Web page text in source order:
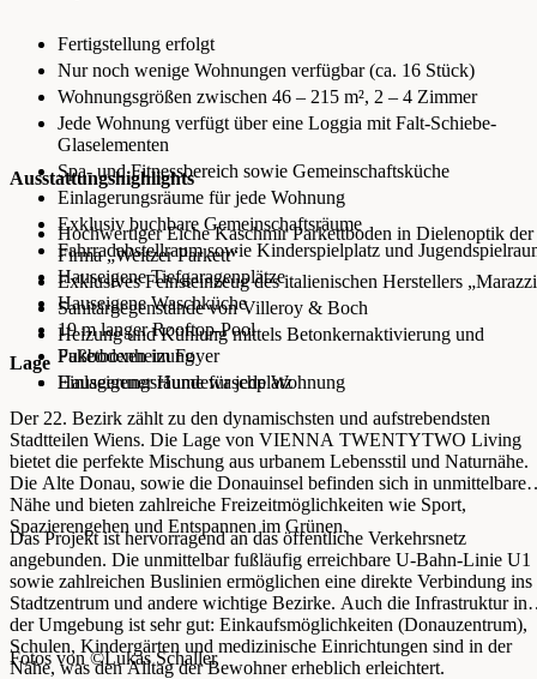
Fertigstellung erfolgt
Nur noch wenige Wohnungen verfügbar (ca. 16 Stück)
Wohnungsgrößen zwischen 46 – 215 m², 2 – 4 Zimmer
Jede Wohnung verfügt über eine Loggia mit Falt-Schiebe-
Glaselementen
Spa- und Fitnessbereich sowie Gemeinschaftsküche
Einlagerungsräume für jede Wohnung
Exklusiv buchbare Gemeinschaftsräume
Fahrradabstellraum sowie Kinderspielplatz und
Hauseigene Tiefgaragenplätze
Hauseigene Waschküche
19 m langer Rooftop-Pool
Paketboxen im Foyer
Hauseigener Hundewaschplatz
Ausstattungshighlights
Hochwertiger Eiche Kaschmir Parkettboden in Dielenoptik der
Firma „Weitzer Parkett“
Exklusives Feinsteinzeug des italienischen Herstellers
Sanitärgegenstände von Villeroy & Boch
Heizung und Kühlung mittels Betonkernaktivierung und
Fußbodenheizung
Einlagerungsräume für jede Wohnung
Lage
Der 22. Bezirk zählt zu den dynamischsten und aufstrebendsten
Stadtteilen Wiens. Die Lage von VIENNA TWENTYTWO Living
bietet die perfekte Mischung aus urbanem Lebensstil und Naturnähe.
Die Alte Donau, sowie die Donauinsel befinden sich in unmittelbarer
Nähe und bieten zahlreiche Freizeitmöglichkeiten wie Sport,
Spazierengehen und Entspannen im Grünen.
Das Projekt ist hervorragend an das öffentliche Verkehrsnetz
angebunden. Die unmittelbar fußläufig erreichbare U-Bahn-Linie U1
sowie zahlreichen Buslinien ermöglichen eine direkte Verbindung ins
Stadtzentrum und andere wichtige Bezirke. Auch die Infrastruktur in
der Umgebung ist sehr gut: Einkaufsmöglichkeiten (Donauzentrum),
Schulen, Kindergärten und medizinische Einrichtungen sind in der
Nähe, was den Alltag der Bewohner erheblich erleichtert.
Fotos von ©Lukas Schaller